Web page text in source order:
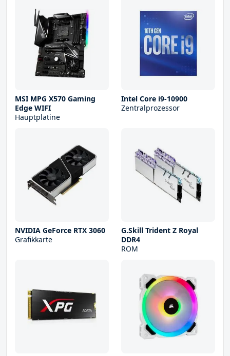
MSI MPG X570 Gaming
Edge WIFI
Hauptplatine
Intel Core i9-10900
Zentralprozessor
NVIDIA GeForce RTX 3060
Grafikkarte
G.Skill Trident Z Royal
DDR4
ROM